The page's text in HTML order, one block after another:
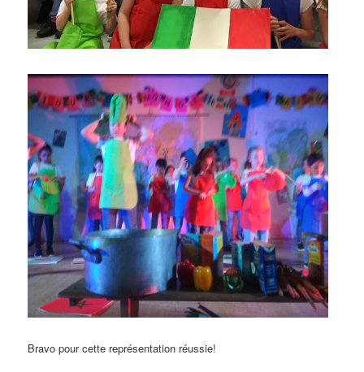
Bravo pour cette représentation réussie!